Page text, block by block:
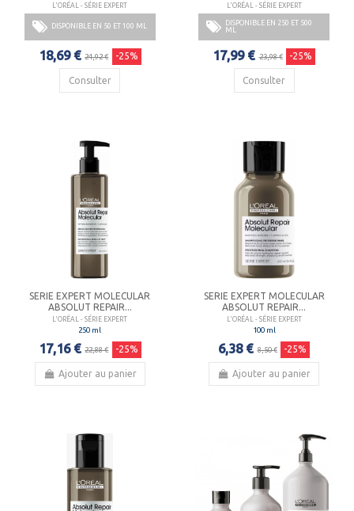
L'ORÉAL - SÉRIE EXPERT
DISPONIBLE EN 50 ET 100 ML
18,69 € 24,92 € -25%
Consulter
L'ORÉAL - SÉRIE EXPERT
DISPONIBLE EN 250 ET 500
ML
17,99 € 23,98 € -25%
Consulter
SERIE EXPERT MOLECULAR
ABSOLUT REPAIR...
L'ORÉAL - SÉRIE EXPERT
250 ml
17,16 € 22,88 € -25%
Ajouter au panier
SERIE EXPERT MOLECULAR
ABSOLUT REPAIR...
L'ORÉAL - SÉRIE EXPERT
100 ml
6,38 € 8,50 € -25%
Ajouter au panier